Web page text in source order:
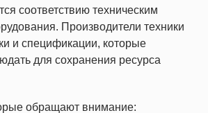
соответствию техническим
Производители техники
и спецификации, которые
для сохранения ресурса
обращают внимание: